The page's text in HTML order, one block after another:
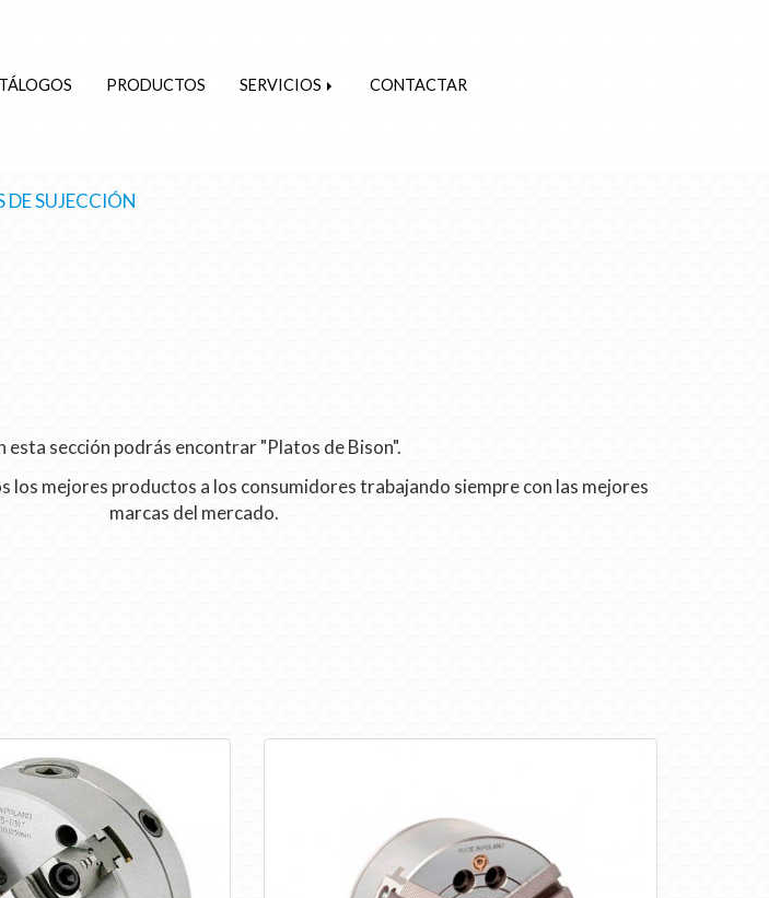
PRODUCTOS SERVICIOS CONTACTAR
DE SUJECCIÓN
esta sección podrás encontrar "Platos de Bison".
los mejores productos a los consumidores trabajando siempre con las mejores
marcas del mercado.